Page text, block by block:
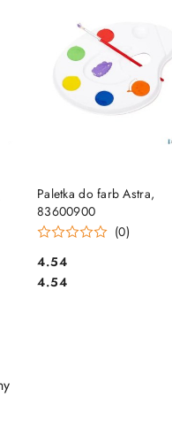
Paletka do farb Astra,
83600900
(0)
Cena:
4.54
Cena:
4.54
DO KOSZYKA